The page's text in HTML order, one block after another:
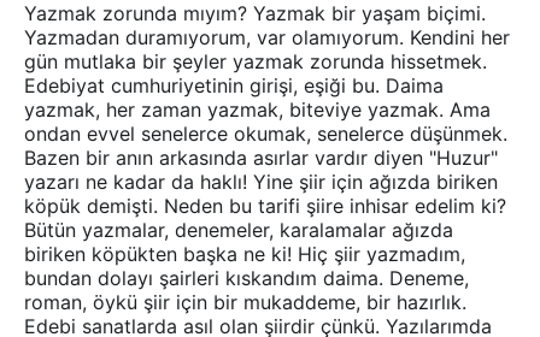
Yazmak zorunda mıyım? Yazmak bir yaşam biçimi.
Yazmadan duramıyorum, var olamıyorum. Kendini her
gün mutlaka bir şeyler yazmak zorunda hissetmek.
Edebiyat cumhuriyetinin girişi, eşiği bu. Daima
yazmak, her zaman yazmak, biteviye yazmak. Ama
ondan evvel senelerce okumak, senelerce düşünmek.
Bazen bir anın arkasında asırlar vardır diyen "Huzur"
yazarı ne kadar da haklı! Yine şiir için ağızda biriken
köpük demişti. Neden bu tarifi şiire inhisar edelim ki?
Bütün yazmalar, denemeler, karalamalar ağızda
biriken köpükten başka ne ki! Hiç şiir yazmadım,
bundan dolayı şairleri kıskandım daima. Deneme,
roman, öykü şiir için bir mukaddeme, bir hazırlık.
Edebi sanatlarda asıl olan şiirdir çünkü. Yazılarımda